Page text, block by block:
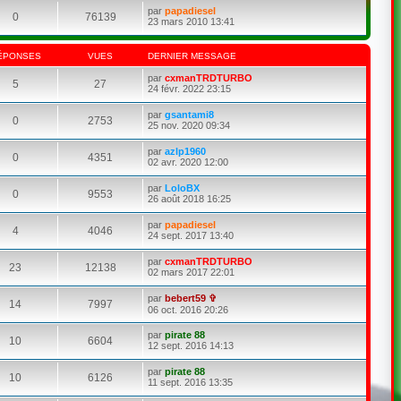
0 76139 parpapadiesel
23 mars 2010 13:41
VUES DERNIER MESSAGE
5 27 parcxmanTRDTURBO
24 févr. 2022 23:15
0 2753 pargsantami8
25 nov. 2020 09:34
0 4351 parazlp1960
02 avr. 2020 12:00
0 9553 parLoloBX
26 août 2018 16:25
4 4046 parpapadiesel
24 sept. 2017 13:40
23 12138 parcxmanTRDTURBO
02 mars 2017 22:01
14 7997 parbebert59 ✞
06 oct. 2016 20:26
10 6604 parpirate 88
12 sept. 2016 14:13
10 6126 parpirate 88
11 sept. 2016 13:35